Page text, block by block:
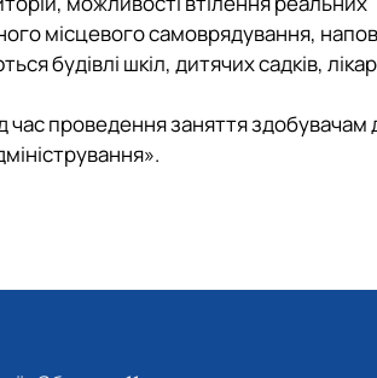
місцевого самоврядування,
будівлі шкіл, дитячих садків,
час проведення заняття здобувачам